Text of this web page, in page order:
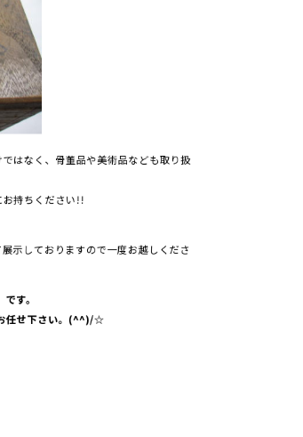
はなく、骨董品や美術品なども取り扱
お持ちください!!
示しておりますので一度お越しくださ
す。
任せ下さい。(^^)/☆